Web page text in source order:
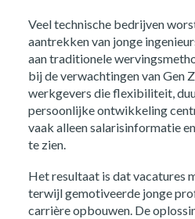
Veel technische bedrijven
aantrekken van jonge
aan traditionele
bij de verwachtingen van Gen
werkgevers die flexibiliteit,
persoonlijke ontwikkeling
vaak alleen salarisinformatie
te zien.
Het resultaat is dat vacatures
terwijl gemotiveerde jonge
carrière opbouwen. De